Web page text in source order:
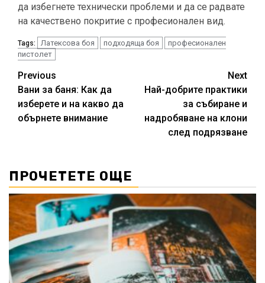
да избегнете технически проблеми и да се радвате
на качествено покритие с професионален вид.
Tags: Латексова боя подходяща боя
професионален
пистолет
Continue
Reading
Previous
Вани за баня: Как да
изберете и на какво да
обърнете внимание
Next
Най-добрите практики
за събиране и
надробяване на клони
след подрязване
ПРОЧЕТЕТЕ ОЩЕ